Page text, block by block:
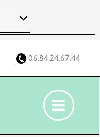
06.84.24.67.44